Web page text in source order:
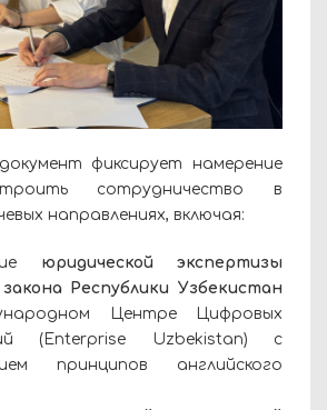
фиксирует намерение
сотрудничество в
направлениях, включая:
юридической экспертизы
Республики Узбекистан
Центре Цифровых
(Enterprise Uzbekistan) с
принципов английского